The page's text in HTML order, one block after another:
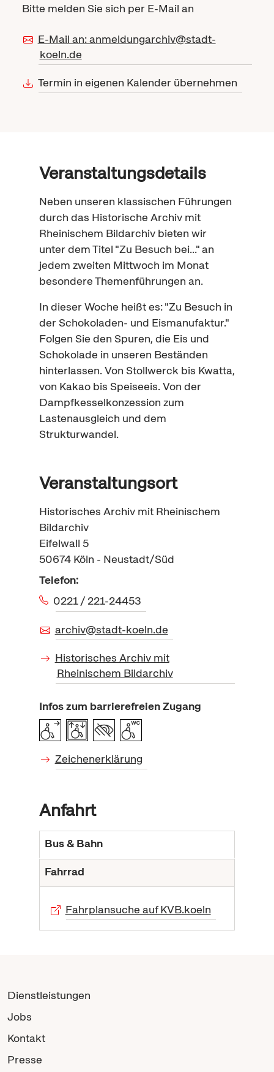
Bitte melden Sie sich per E-Mail an
E-Mail an: anmeldungarchiv@stadt-
koeln.de
Termin in eigenen Kalender übernehmen
Veranstaltungsdetails
Neben unseren klassischen Führungen
durch das Historische Archiv mit
Rheinischem Bildarchiv bieten wir
unter dem Titel "Zu Besuch bei..." an
jedem zweiten Mittwoch im Monat
besondere Themenführungen an.
In dieser Woche heißt es: "Zu Besuch in
der Schokoladen- und Eismanufaktur."
Folgen Sie den Spuren, die Eis und
Schokolade in unseren Beständen
hinterlassen. Von Stollwerck bis Kwatta,
von Kakao bis Speiseeis. Von der
Dampfkesselkonzession zum
Lastenausgleich und dem
Strukturwandel.
Veranstaltungsort
Historisches Archiv mit Rheinischem
Bildarchiv
Eifelwall 5
50674 Köln - Neustadt/Süd
Telefon:
0221 / 221-24453
archiv@stadt-koeln.de
Historisches Archiv mit
Rheinischem Bildarchiv
Infos zum barrierefreien Zugang
Zeichenerklärung
Anfahrt
Bus & Bahn
Fahrrad
Fahrplansuche auf KVB.koeln
Dienstleistungen
Jobs
Kontakt
Presse